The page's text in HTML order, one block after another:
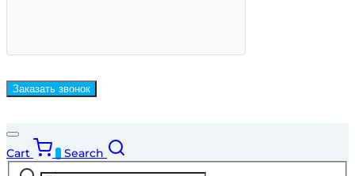
Cart
Search
Искать: